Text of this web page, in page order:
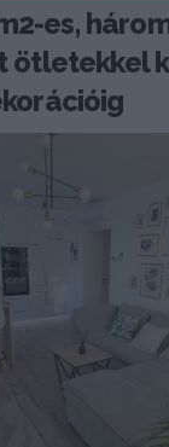
es,
ötletekkel